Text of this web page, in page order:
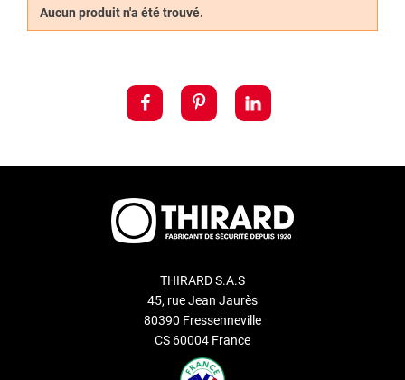
viennent appuyer sur les goupilles
verrouillage et le déverrouillage de la serrure.
Aucun produit n'a été trouvé.
THIRARD S.A.S
45, rue Jean Jaurès
80390 Fressenneville
CS 60004 France